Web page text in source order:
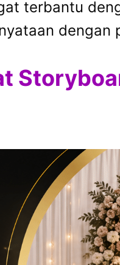
terbantu
dengan